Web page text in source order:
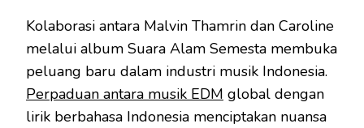
Kolaborasi antara Malvin Thamrin dan Caroline
melalui album Suara Alam Semesta membuka
peluang baru dalam industri musik Indonesia.
Perpaduan antara musik EDM global dengan
lirik berbahasa Indonesia menciptakan nuansa